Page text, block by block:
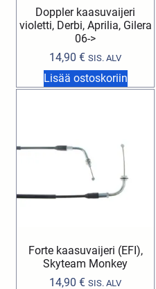
Doppler kaasuvaijeri
violetti, Derbi, Aprilia, Gilera
06->
14,90€ SIS. ALV
Lisää ostoskoriin
Forte kaasuvaijeri (EFI),
Skyteam Monkey
14,90€ SIS. ALV